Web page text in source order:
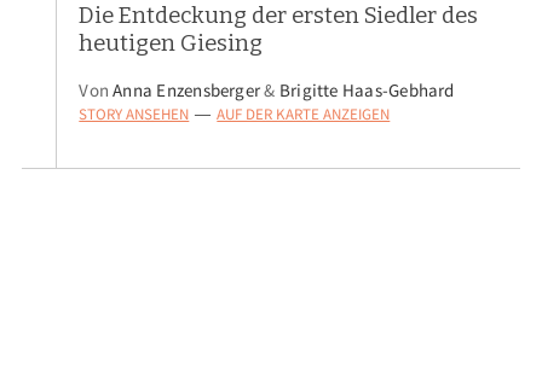
Die Entdeckung der ersten Siedler des
heutigen Giesing
VonAnna Enzensberger& Brigitte Haas-Gebhard
STORY ANSEHEN — AUF DER KARTE ANZEIGEN